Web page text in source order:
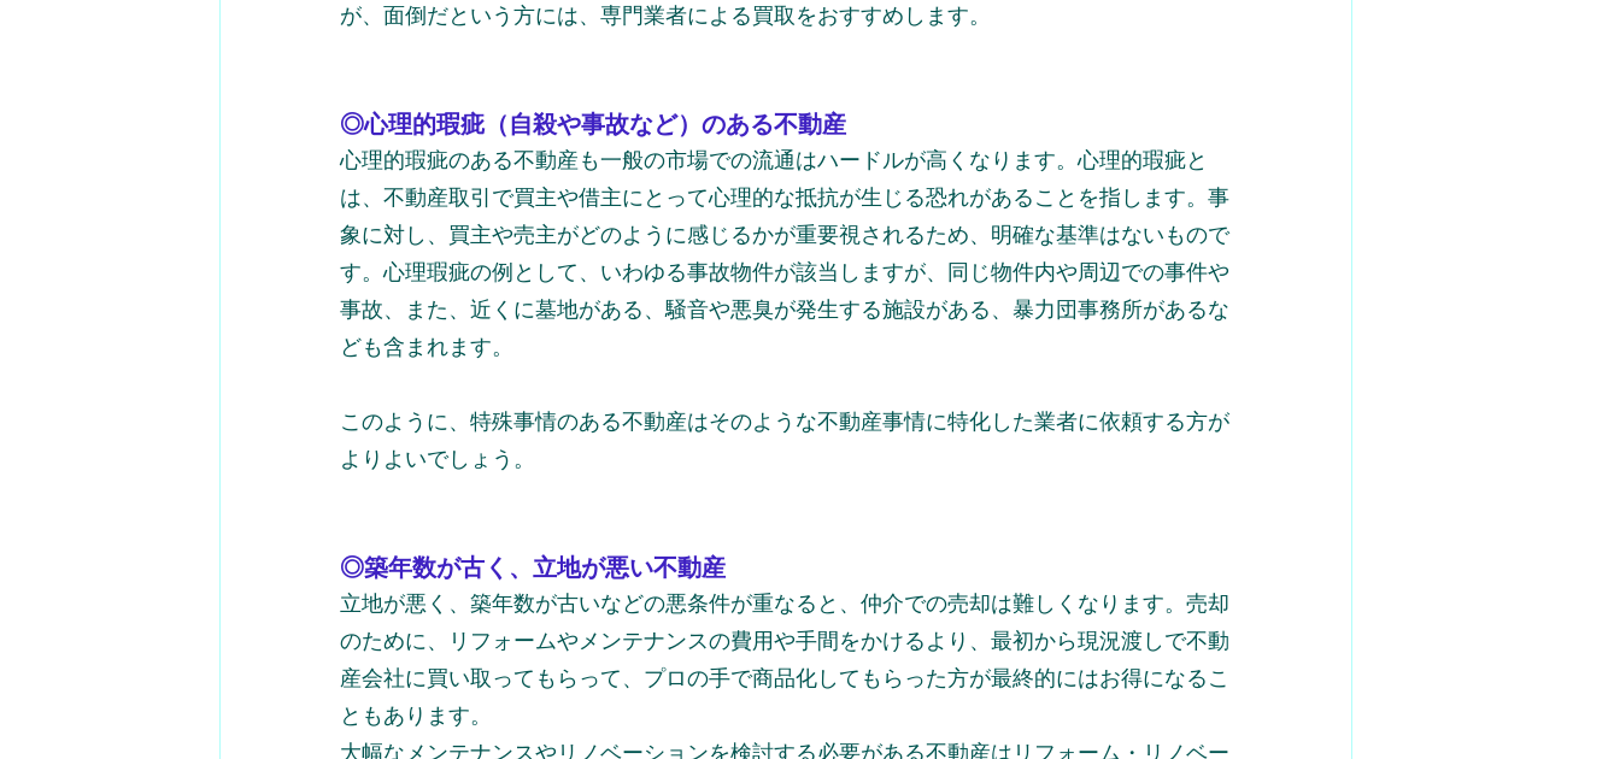
が、面倒だという方には、専門業者による買取をおすすめします。
◎心理的瑕疵（自殺や事故など）のある不動産
心理的瑕疵のある不動産も一般の市場での流通はハードルが高くなります。心理的瑕疵と
は、不動産取引で買主や借主にとって心理的な抵抗が生じる恐れがあることを指します。事
象に対し、買主や売主がどのように感じるかが重要視されるため、明確な基準はないもので
す。心理瑕疵の例として、いわゆる事故物件が該当しますが、同じ物件内や周辺での事件や
事故、また、近くに墓地がある、騒音や悪臭が発生する施設がある、暴力団事務所があるな
ども含まれます。
このように、特殊事情のある不動産はそのような不動産事情に特化した業者に依頼する方が
よりよいでしょう。
◎築年数が古く、立地が悪い不動産
立地が悪く、築年数が古いなどの悪条件が重なると、仲介での売却は難しくなります。売却
のために、リフォームやメンテナンスの費用や手間をかけるより、最初から現況渡しで不動
産会社に買い取ってもらって、プロの手で商品化してもらった方が最終的にはお得になるこ
ともあります。
大幅なメンテナンスやリノベーションを検討する必要がある不動産はリフォーム・リノベー